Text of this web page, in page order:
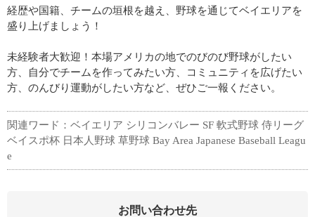
経歴や国籍、チームの垣根を越え、野球を通じてベイエリアを
盛り上げましょう！
未経験者大歓迎！本場アメリカの地でのびのび野球がしたい
方、自分でチームを作ってみたい方、コミュニティを広げたい
方、のんびり運動がしたい方など、ぜひご一報ください。
関連ワード：ベイエリア シリコンバレー SF 軟式野球 侍リーグ
ベイスポ杯 日本人野球 草野球 Bay Area Japanese Baseball Leagu
e
お問い合わせ先